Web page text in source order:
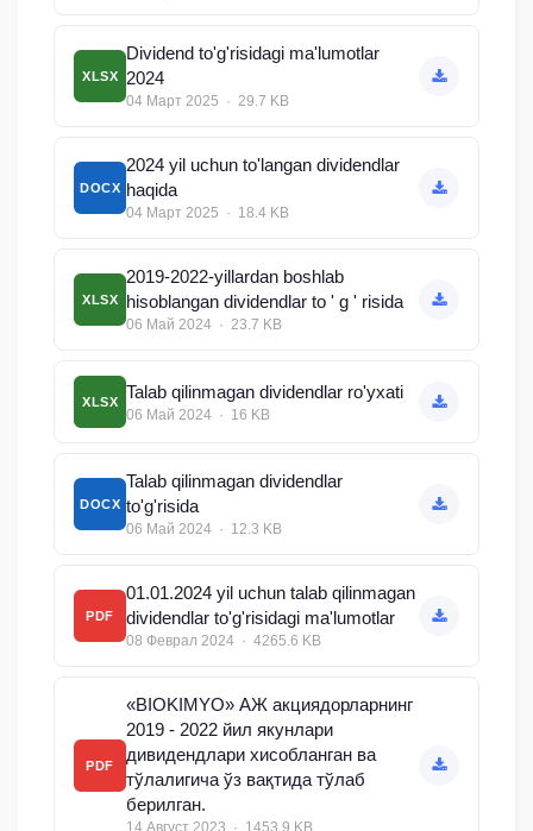
XLSX
Dividend to'g'risidagi ma'lumotlar
2024
04 Март 2025 · 29.7 KB
DOCX
2024 yil uchun to'langan dividendlar
haqida
04 Март 2025 · 18.4 KB
XLSX
2019-2022-yillardan boshlab
hisoblangan dividendlar to ' g ' risida
06 Май 2024 · 23.7 KB
XLSX
Talab qilinmagan dividendlar ro'yxati
06 Май 2024 · 16 KB
DOCX
Talab qilinmagan dividendlar
to'g'risida
06 Май 2024 · 12.3 KB
PDF
01.01.2024 yil uchun talab qilinmagan
dividendlar to'g'risidagi ma'lumotlar
08 Феврал 2024 · 4265.6 KB
PDF
«BIOKIMYO» АЖ акциядорларнинг
2019 - 2022 йил якунлари
дивидендлари хисобланган ва
тўлалигича ўз вақтида тўлаб
берилган.
14 Август 2023 · 1453.9 KB